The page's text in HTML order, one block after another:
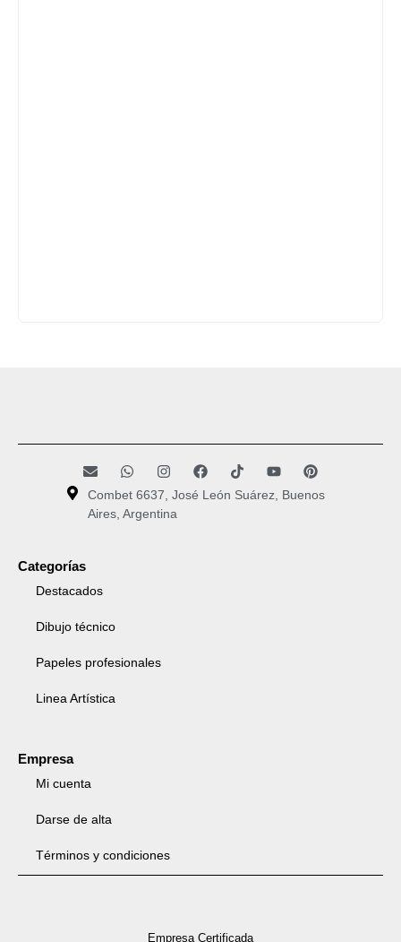
Combet 6637, José León Suárez, Buenos
Aires, Argentina
Categorías
Destacados
Dibujo técnico
Papeles profesionales
Linea Artística
Empresa
Mi cuenta
Darse de alta
Términos y condiciones
Empresa Certificada